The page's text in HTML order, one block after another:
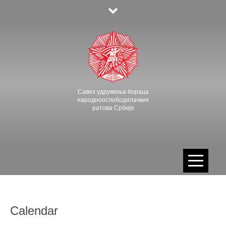
Савез удружења бораца
народноослободилачких
ратова Србије
Calendar